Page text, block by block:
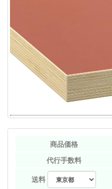
商品価格
代行手数料
送料